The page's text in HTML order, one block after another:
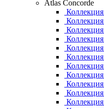
Atlas Concorde